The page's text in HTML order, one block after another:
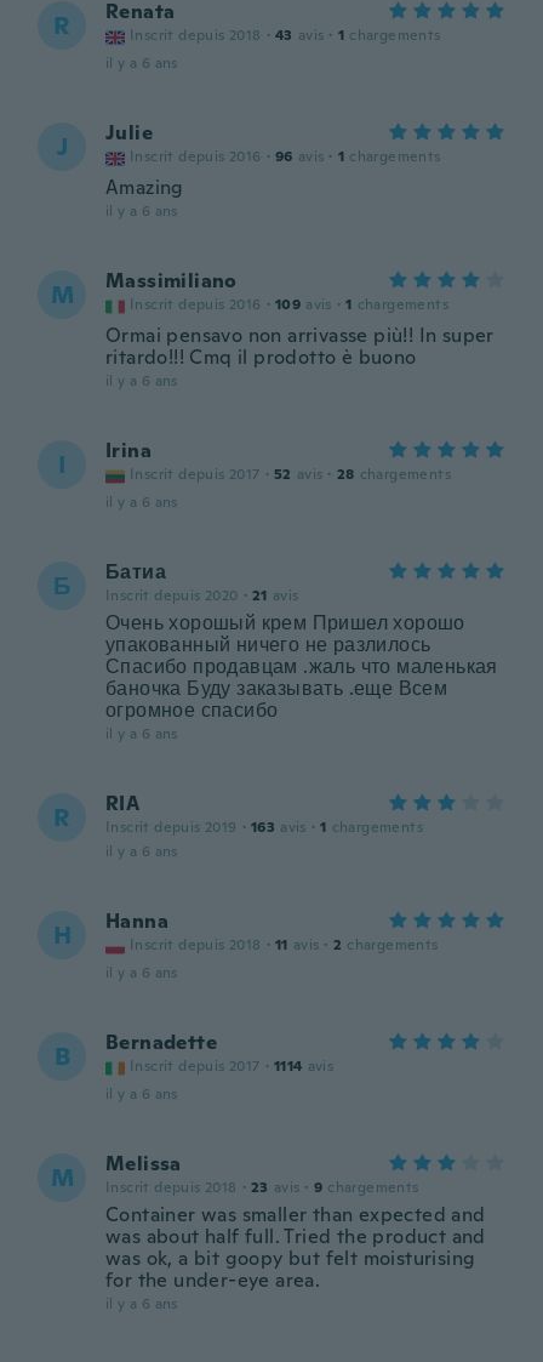
R Renata
Inscrit depuis 2018 · 43 avis · 1 chargements
il y a 6 ans
J Julie
Inscrit depuis 2016 · 96 avis · 1 chargements
Amazing
il y a 6 ans
M Massimiliano
Inscrit depuis 2016 · 109 avis · 1 chargements
Ormai pensavo non arrivasse più!! In super
ritardo!!! Cmq il prodotto è buono
il y a 6 ans
I Irina
Inscrit depuis 2017 · 52 avis · 28 chargements
il y a 6 ans
Б Батиа
Inscrit depuis 2020 · 21 avis
Очень хорошый крем Пришел хорошо
упакованный ничего не разлилось
Спасибо продавцам .жаль что маленькая
баночка Буду заказывать .еще Всем
огромное спасибо
il y a 6 ans
R RIA
Inscrit depuis 2019 · 163 avis · 1 chargements
il y a 6 ans
H Hanna
Inscrit depuis 2018 · 11 avis · 2 chargements
il y a 6 ans
B Bernadette
Inscrit depuis 2017 · 1114 avis
il y a 6 ans
M Melissa
Inscrit depuis 2018 · 23 avis · 9 chargements
Container was smaller than expected and
was about half full. Tried the product and
was ok, a bit goopy but felt moisturising
for the under-eye area.
il y a 6 ans